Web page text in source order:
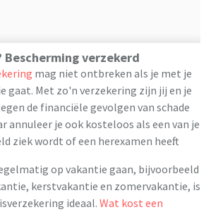
Bescherming verzekerd
mag niet ontbreken als je met je
gaat. Met zo'n verzekering zijn jij en je
de financiële gevolgen van schade
annuleer je ook kosteloos als een van je
ziek wordt of een herexamen heeft.
op vakantie gaan, bijvoorbeeld
kerstvakantie en zomervakantie, is
ideaal. Wat kost een